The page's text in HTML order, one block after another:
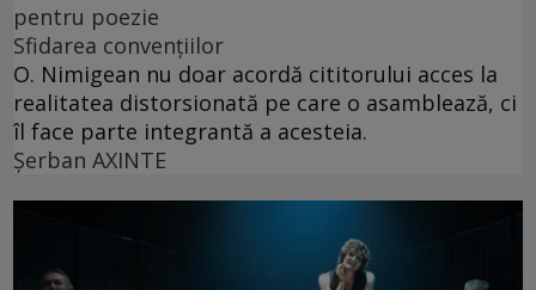
pentru poezie
Sfidarea convențiilor
O. Nimigean nu doar acordă cititorului acces la
realitatea distorsionată pe care o asamblează, ci
îl face parte integrantă a acesteia.
Şerban AXINTE